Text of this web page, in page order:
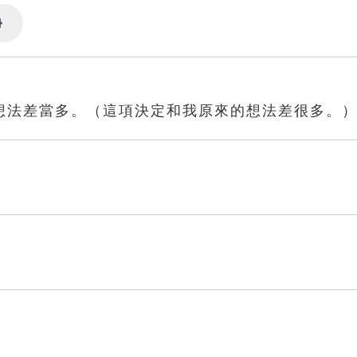
差當多。（這項決定和我原來的想法差很多。）